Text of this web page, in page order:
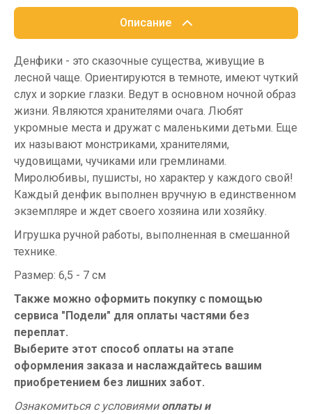
Описание
Денфики - это сказочные существа, живущие в
лесной чаще. Ориентируются в темноте, имеют чуткий
слух и зоркие глазки. Ведут в основном ночной образ
жизни. Являются хранителями очага. Любят
укромные места и дружат с маленькими детьми. Еще
их называют монстриками, хранителями,
чудовищами, чучиками или гремлинами.
Миролюбивы, пушисты, но характер у каждого свой!
Каждый денфик выполнен вручную в единственном
экземпляре и ждет своего хозяина или хозяйку.
Игрушка ручной работы, выполненная в смешанной
технике.
Размер: 6,5 - 7 см
Также можно оформить покупку с помощью
сервиса "Подели" для оплаты частями без
переплат.
Выберите этот способ оплаты на этапе
оформления заказа и наслаждайтесь вашим
приобретением без лишних забот.
Ознакомиться с условиями оплаты и